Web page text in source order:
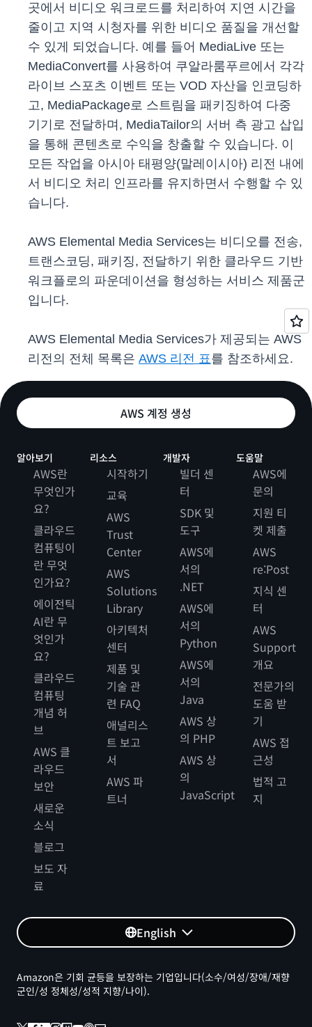
곳에서 비디오 워크로드를 처리하여 지연 시간을
줄이고 지역 시청자를 위한 비디오 품질을 개선할
수 있게 되었습니다. 예를 들어 MediaLive 또는
MediaConvert를 사용하여 쿠알라룸푸르에서 각각
라이브 스포츠 이벤트 또는 VOD 자산을 인코딩하
고, MediaPackage로 스트림을 패키징하여 다중
기기로 전달하며, MediaTailor의 서버 측 광고 삽입
을 통해 콘텐츠로 수익을 창출할 수 있습니다. 이
모든 작업을 아시아 태평양(말레이시아) 리전 내에
서 비디오 처리 인프라를 유지하면서 수행할 수 있
습니다.
AWS Elemental Media Services는 비디오를 전송,
트랜스코딩, 패키징, 전달하기 위한 클라우드 기반
워크플로의 파운데이션을 형성하는 서비스 제품군
입니다.
AWS Elemental Media Services가 제공되는 AWS
리전의 전체 목록은 AWS 리전 표를 참조하세요.
AWS 계정 생성
알아보기
AWS란
무엇인가
요?
클라우드
컴퓨팅이
란 무엇
인가요?
에이전틱
AI란 무
엇인가
요?
클라우드
컴퓨팅
개념 허
브
AWS 클
라우드
보안
새로운
소식
블로그
보도 자
료
리소스
시작하기
교육
AWS
Trust
Center
AWS
Solutions
Library
아키텍처
센터
제품 및
기술 관
련 FAQ
애널리스
트 보고
서
AWS 파
트너
개발자
빌더 센
터
SDK 및
도구
AWS에
서의
.NET
AWS에
서의
Python
AWS에
서의
Java
AWS 상
의 PHP
AWS 상
의
JavaScript
도움말
AWS에
문의
지원 티
켓 제출
AWS
re:Post
지식 센
터
AWS
Support
개요
전문가의
도움 받
기
AWS 접
근성
법적 고
지
English
Amazon은 기회 균등을 보장하는 기업입니다(소수/여성/장애/재향
군인/성 정체성/성적 지향/나이).